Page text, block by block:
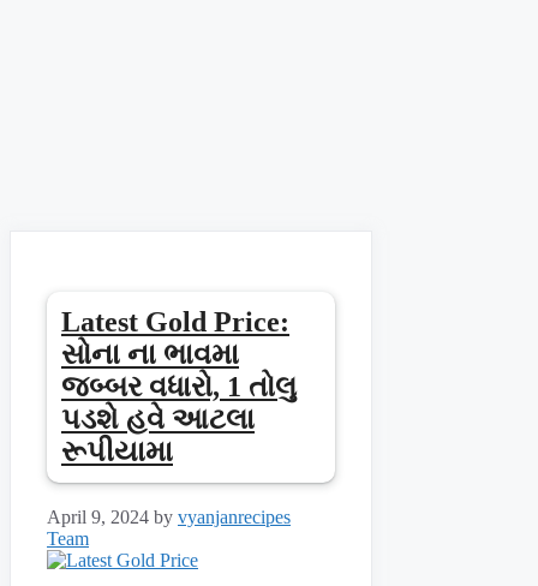
Latest Gold Price:
સોના ના ભાવમા
જબ્બર વધારો, 1 તોલુ
પડશે હવે આટલા
રૂપીયામા
April 9, 2024 by vyanjanrecipes
Team